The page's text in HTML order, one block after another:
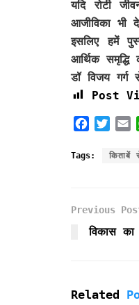
यदि रोटी
आजीविका भी
इसलिए हमें
आर्थिक
डॉ विजय गर्ग
Post
c
o
k
i
r
a
Tags: किताबें
Previous
विकास
Related